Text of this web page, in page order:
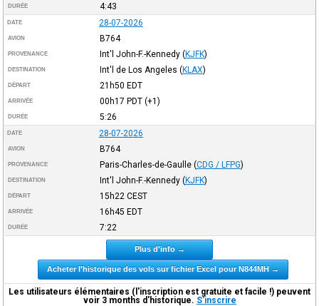
DURÉE 4:43
DATE 28-07-2026
AVION B764
PROVENANCE Int'l John-F.-Kennedy (KJFK)
DESTINATION Int'l de Los Angeles (KLAX)
DÉPART 21h50 EDT
ARRIVÉE 00h17 PDT(+1)
DURÉE 5:26
DATE 28-07-2026
AVION B764
PROVENANCE Paris-Charles-de-Gaulle (CDG / LFPG)
DESTINATION Int'l John-F.-Kennedy (KJFK)
DÉPART 15h22 CEST
ARRIVÉE 16h45 EDT
DURÉE 7:22
Plus d'info →
Acheter l'historique des vols sur fichier Excel pour N844MH →
Les utilisateurs élémentaires (l'inscription est gratuite et facile !) peuvent
voir 3 months d'historique. S'inscrire